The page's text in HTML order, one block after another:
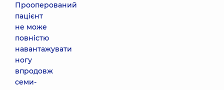
Прооперований
пацієнт
не може
повністю
навантажувати
ногу
впродовж
семи-